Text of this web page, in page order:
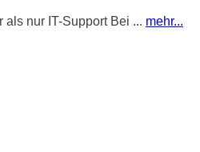
nur IT-Support Bei ... mehr...